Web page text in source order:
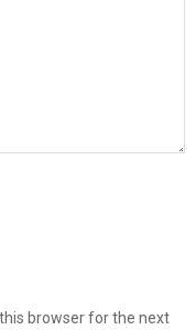
browser for the next